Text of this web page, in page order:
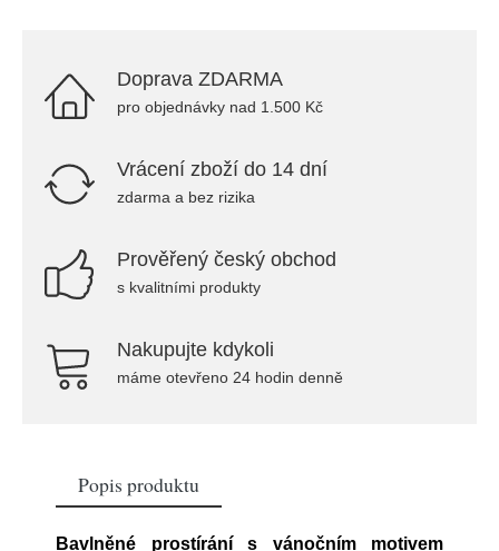
Doprava ZDARMA
pro objednávky nad 1.500 Kč
Vrácení zboží do 14 dní
zdarma a bez rizika
Prověřený český obchod
s kvalitními produkty
Nakupujte kdykoli
máme otevřeno 24 hodin denně
Popis produktu
Bavlněné prostírání s vánočním motivem